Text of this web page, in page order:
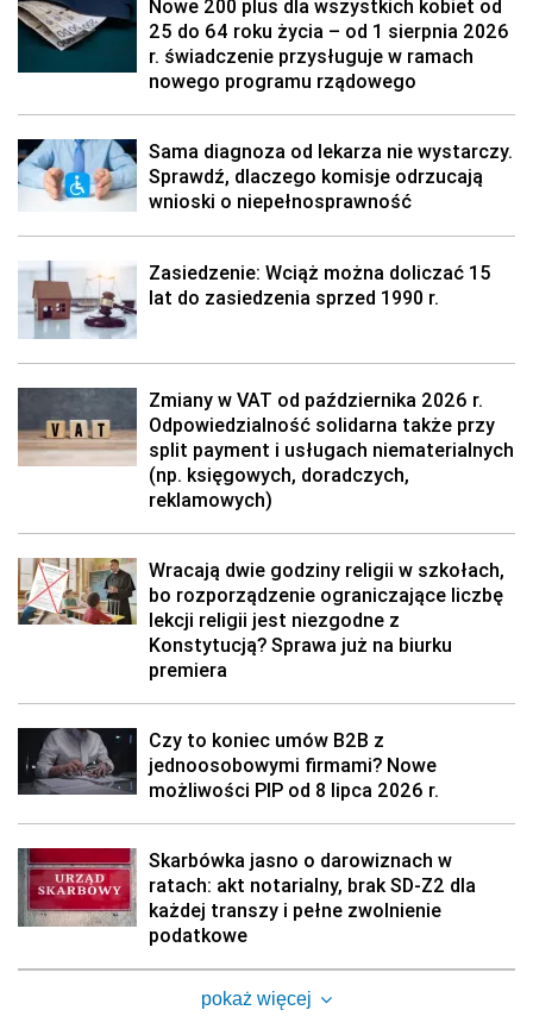
Nowe 200 plus dla wszystkich kobiet od
25 do 64 roku życia – od 1 sierpnia 2026
r. świadczenie przysługuje w ramach
nowego programu rządowego
Sama diagnoza od lekarza nie wystarczy.
Sprawdź, dlaczego komisje odrzucają
wnioski o niepełnosprawność
Zasiedzenie: Wciąż można doliczać 15
lat do zasiedzenia sprzed 1990 r.
Zmiany w VAT od października 2026 r.
Odpowiedzialność solidarna także przy
split payment i usługach niematerialnych
(np. księgowych, doradczych,
reklamowych)
Wracają dwie godziny religii w szkołach,
bo rozporządzenie ograniczające liczbę
lekcji religii jest niezgodne z
Konstytucją? Sprawa już na biurku
premiera
Czy to koniec umów B2B z
jednoosobowymi firmami? Nowe
możliwości PIP od 8 lipca 2026 r.
Skarbówka jasno o darowiznach w
ratach: akt notarialny, brak SD-Z2 dla
każdej transzy i pełne zwolnienie
podatkowe
pokaż więcej